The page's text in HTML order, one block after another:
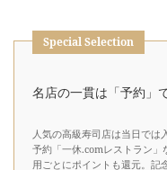
Special Selection
名店の一貫は「予約」
人気の高級寿司店は当日では
予約「一休.comレストラン
用ごとにポイントも還元。記